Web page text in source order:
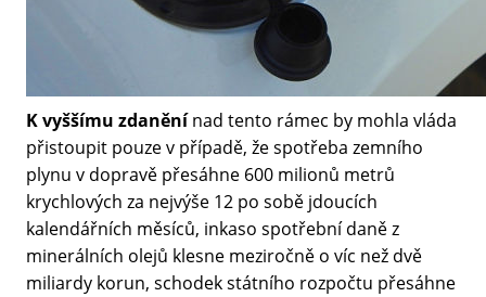
K vyššímu zdaněnínad tento rámec by mohla vláda
přistoupit pouze v případě, že spotřeba zemního
plynu v dopravě přesáhne 600 milionů metrů
krychlových za nejvýše 12 po sobě jdoucích
kalendářních měsíců, inkaso spotřební daně z
minerálních olejů klesne meziročně o víc než dvě
miliardy korun, schodek státního rozpočtu přesáhne